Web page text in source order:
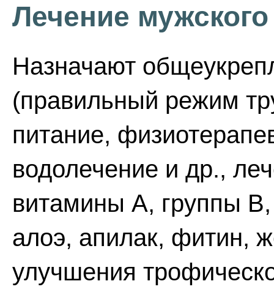
Лечение
Назначают
(правильный режим
питание,
водолечение и др.,
витамины А, группы
алоэ, апилак, фитин,
улучшения